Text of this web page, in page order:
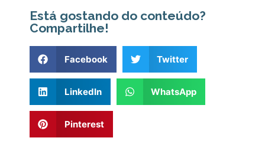
Está gostando do conteúdo?
Compartilhe!
Facebook Twitter
LinkedIn WhatsApp
Pinterest